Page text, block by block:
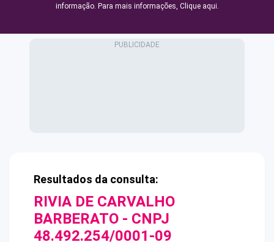
informação. Para mais informações, Clique aqui.
Resultados da consulta:
RIVIA DE CARVALHO
BARBERATO - CNPJ
48.492.254/0001-09